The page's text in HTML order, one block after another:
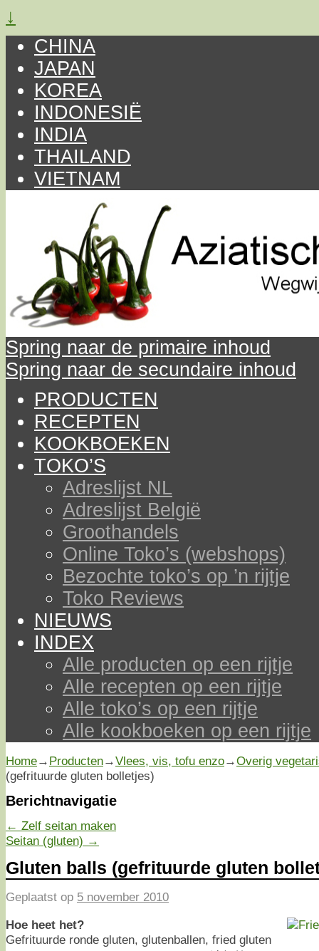
↓
CHINA
JAPAN
KOREA
INDONESIË
INDIA
THAILAND
VIETNAM
Spring naar de primaire inhoud
Spring naar de secundaire inhoud
PRODUCTEN
RECEPTEN
KOOKBOEKEN
TOKO’S
Adreslijst NL
Adreslijst België
Groothandels
Online Toko’s (webshops)
Bezochte toko’s op ’n rijtje
Toko Reviews
NIEUWS
INDEX
Alle producten op een rijtje
Alle recepten op een rijtje
Alle toko’s op een rijtje
Alle kookboeken op een rijtje
Home→ Producten→Vlees, vis, tofu enzo→Overig
(gefrituurde gluten bolletjes)
Berichtnavigatie
← Zelf seitan maken
Seitan (gluten) →
Gluten balls (gefrituurde gluten
Geplaatst op 5 november 2010
Hoe heet het?
Gefrituurde ronde gluten, glutenballen, fried gluten